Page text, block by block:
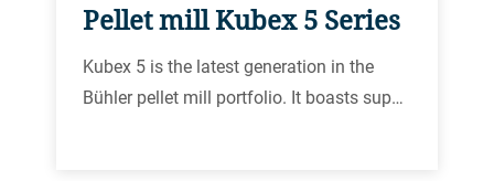
Pellet mill Kubex 5 Series
Kubex 5 is the latest generation in the
Bühler pellet mill portfolio. It boasts sup…